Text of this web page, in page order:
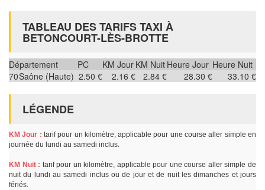
TABLEAU DES TARIFS TAXI À
BETONCOURT-LÈS-BROTTE
Département PC KM Jour KM Nuit Heure Jour Heure Nuit
70Saône (Haute) 2.50 € 2.16 € 2.84 € 28.30 € 33.10 €
LÉGENDE
KM Jour : tarif pour un kilomètre, applicable pour une course aller simple en
journée du lundi au samedi inclus.
KM Nuit : tarif pour un kilomètre, applicable pour une course aller simple de
nuit du lundi au samedi inclus ou de jour et de nuit les dimanches et jours
fériés.